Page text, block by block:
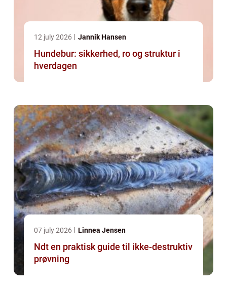
12 july 2026 Jannik Hansen
Hundebur: sikkerhed, ro og struktur i
hverdagen
07 july 2026 Linnea Jensen
Ndt en praktisk guide til ikke-destruktiv
prøvning